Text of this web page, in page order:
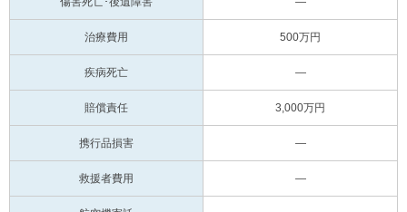
治療費用 500万円
疾病死亡 ―
賠償責任 3,000万円
携行品損害 ―
救援者費用 ―